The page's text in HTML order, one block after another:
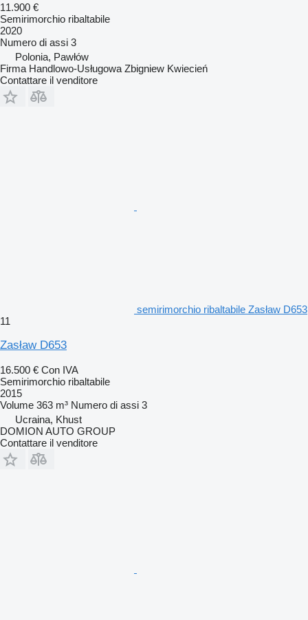
11.900 €
Semirimorchio ribaltabile
2020
Numero di assi 3
Polonia, Pawłów
Firma Handlowo-Usługowa Zbigniew Kwiecień
Contattare il venditore
semirimorchio ribaltabile Zasław D653
11
Zasław D653
16.500 € Con IVA
Semirimorchio ribaltabile
2015
Volume 363 m³ Numero di assi 3
Ucraina, Khust
DOMION AUTO GROUP
Contattare il venditore